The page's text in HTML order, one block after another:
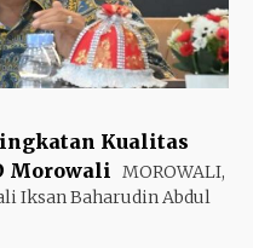
Kualitas
Morowali MOROWALI,
Iksan Baharudin Abdul